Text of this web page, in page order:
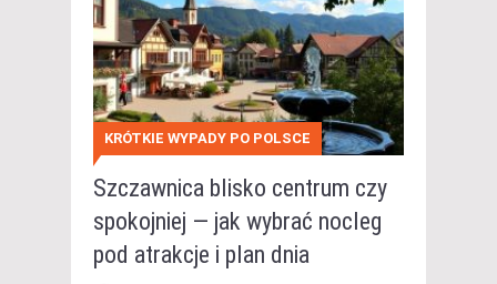
KRÓTKIE WYPADY PO POLSCE
Szczawnica blisko centrum czy
spokojniej — jak wybrać nocleg
pod atrakcje i plan dnia